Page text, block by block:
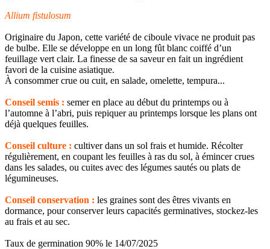
Allium fistulosum
Originaire du Japon, cette variété de ciboule vivace ne produit pas
de bulbe. Elle se développe en un long fût blanc coiffé d’un
feuillage vert clair. La finesse de sa saveur en fait un ingrédient
favori de la cuisine asiatique.
À consommer crue ou cuit, en salade, omelette, tempura...
Conseil semis : semer en place au début du printemps ou à
l’automne à l’abri, puis repiquer au printemps lorsque les plans ont
déjà quelques feuilles.
Conseil culture : cultiver dans un sol frais et humide. Récolter
régulièrement, en coupant les feuilles à ras du sol, à émincer crues
dans les salades, ou cuites avec des légumes sautés ou plats de
légumineuses.
Conseil conservation : les graines sont des êtres vivants en
dormance, pour conserver leurs capacités germinatives, stockez-les
au frais et au sec.
Taux de germination 90% le 14/07/2025